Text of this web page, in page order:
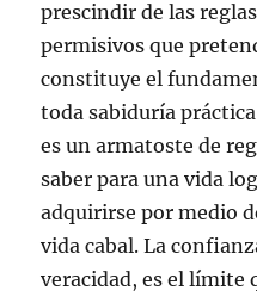
prescindir de las
permisivos que
constituye el
toda sabiduría
es un armatoste de
saber para una vida
adquirirse por medio
vida cabal. La
veracidad, es el límite